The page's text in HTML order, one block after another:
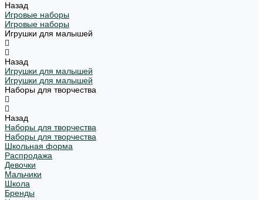
Назад
Игровые наборы
Игровые наборы
Игрушки для малышей
Назад
Игрушки для малышей
Игрушки для малышей
Наборы для творчества
Назад
Наборы для творчества
Наборы для творчества
Школьная форма
Распродажа
Девочки
Мальчики
Школа
Бренды